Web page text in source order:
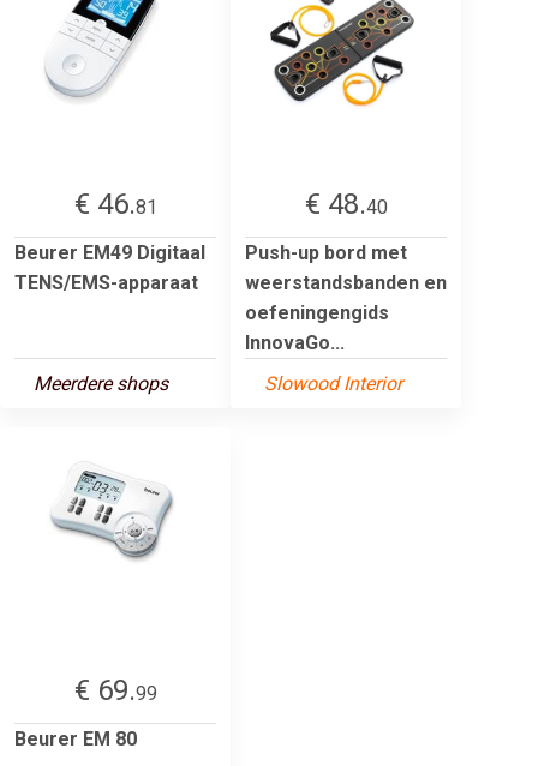
€ 46.81
Beurer EM49 Digitaal
TENS/EMS-apparaat
Meerdere shops
€ 48.40
Push-up bord met
weerstandsbanden en
oefeningengids
InnovaGo...
Slowood Interior
€ 69.99
Beurer EM 80